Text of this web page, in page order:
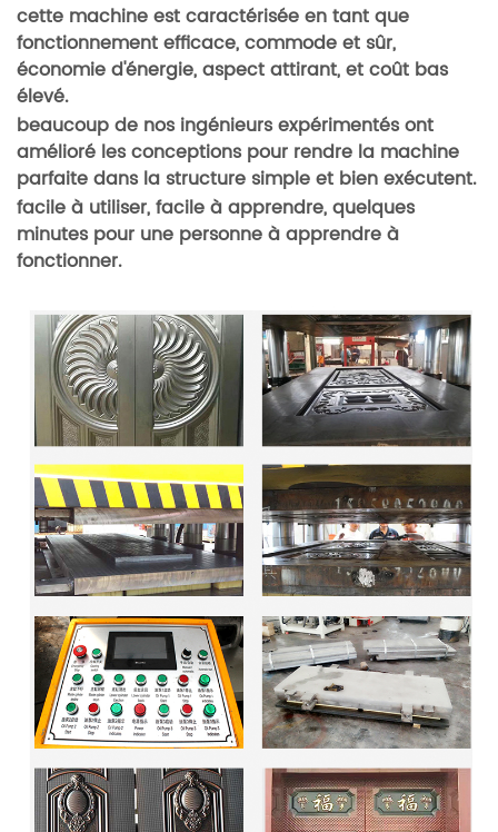
cette machine est caractérisée en tant que
fonctionnement efficace, commode et sûr,
économie d'énergie, aspect attirant, et coût bas
élevé.
beaucoup de nos ingénieurs expérimentés ont
amélioré les conceptions pour rendre la machine
parfaite dans la structure simple et bien exécutent.
facile à utiliser, facile à apprendre, quelques
minutes pour une personne à apprendre à
fonctionner.